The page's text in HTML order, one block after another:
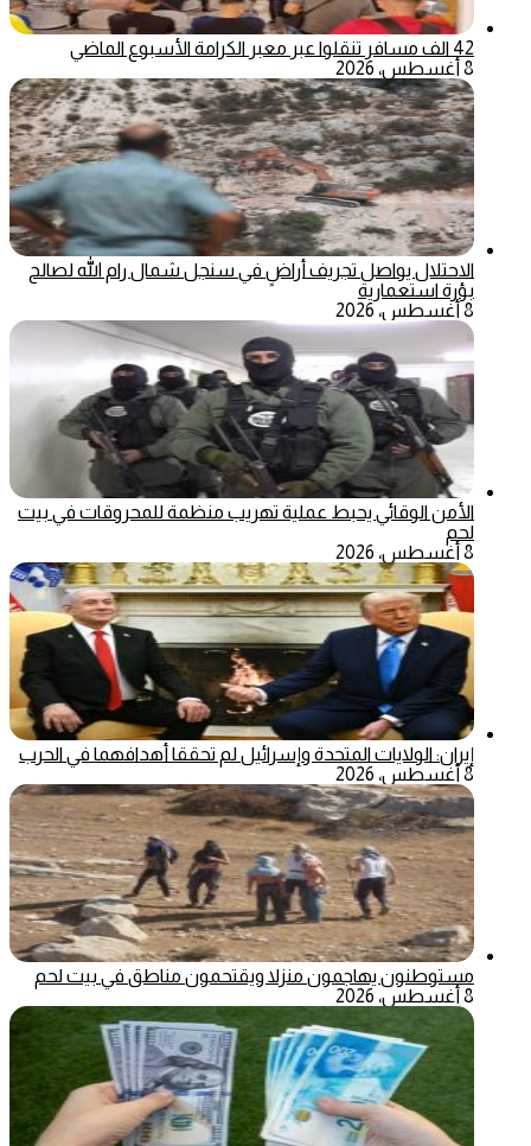
42 الف مسافر تنقلوا عبر معبر الكرامة الأسبوع الماضي
8 أغسطس، 2026
الاحتلال يواصل تجريف أراضٍ في سنجل شمال رام الله لصالح
بؤرة استعمارية
8 أغسطس، 2026
الأمن الوقائي يحبط عملية تهريب منظمة للمحروقات في بيت
لحم
8 أغسطس، 2026
إيران: الولايات المتحدة وإسرائيل لم تحققا أهدافهما في الحرب
8 أغسطس، 2026
مستوطنون يهاجمون منزلا ويقتحمون مناطق في بيت لحم
8 أغسطس، 2026